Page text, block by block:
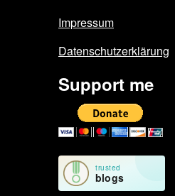
Impressum
Datenschutzerklärung
Support me